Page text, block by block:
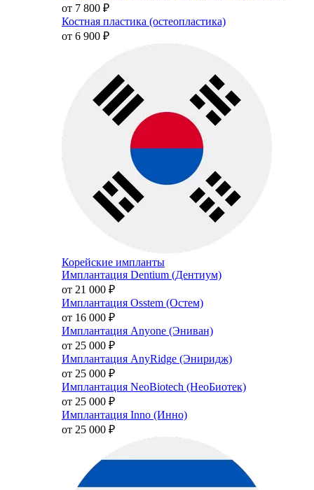
от 7 800 ₽
Костная пластика (остеопластика)
от 6 900 ₽
Корейские импланты
Имплантация Dentium (Дентиум)
от 21 000 ₽
Имплантация Osstem (Остем)
от 16 000 ₽
Имплантация Anyone (Эниван)
от 25 000 ₽
Имплантация AnyRidge (Эниридж)
от 25 000 ₽
Имплантация NeoBiotech (НеоБиотек)
от 25 000 ₽
Имплантация Inno (Инно)
от 25 000 ₽